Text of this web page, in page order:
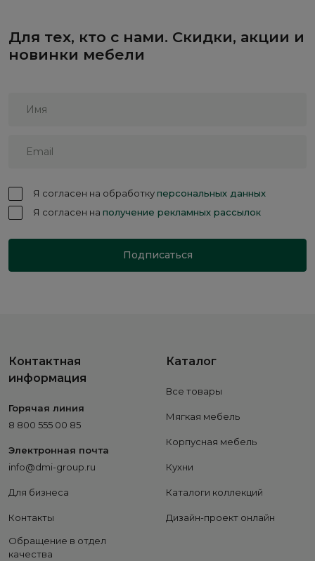
Для тех, кто с нами. Скидки, акции и
новинки мебели
Я согласен на обработкуперсональных данных
Я согласен на получение рекламных рассылок
Подписаться
Контактная
информация
Горячая линия
8 800 555 00 85
Электронная почта
info@dmi-group.ru
Для бизнеса
Контакты
Обращение в отдел
качества
Каталог
Все товары
Мягкая мебель
Корпусная мебель
Кухни
Каталоги коллекций
Дизайн-проект онлайн